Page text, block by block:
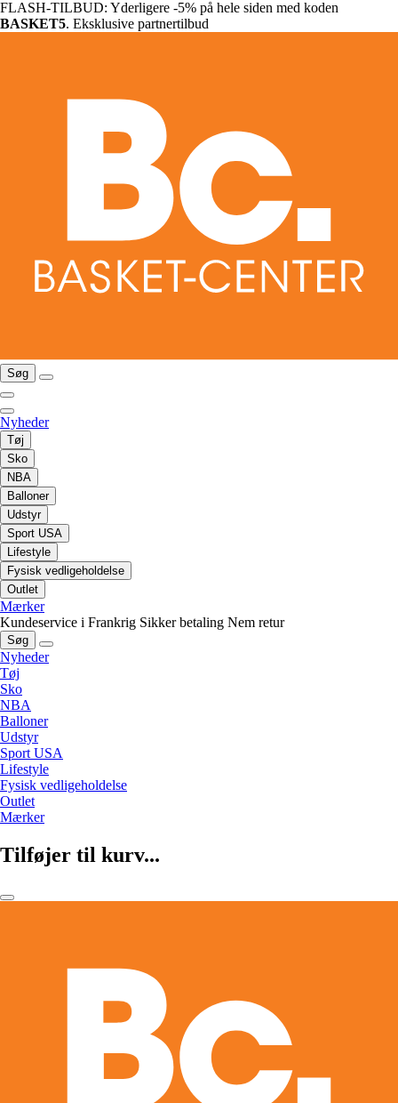
FLASH-TILBUD: Yderligere -5% på hele siden med koden
BASKET5. Eksklusive partnertilbud
Søg
Nyheder
Tøj
Sko
NBA
Balloner
Udstyr
Sport USA
Lifestyle
Fysisk vedligeholdelse
Outlet
Mærker
Kundeservice i Frankrig Sikker betaling Nem retur
Søg
Nyheder
Tøj
Sko
NBA
Balloner
Udstyr
Sport USA
Lifestyle
Fysisk vedligeholdelse
Outlet
Mærker
Tilføjer til kurv...